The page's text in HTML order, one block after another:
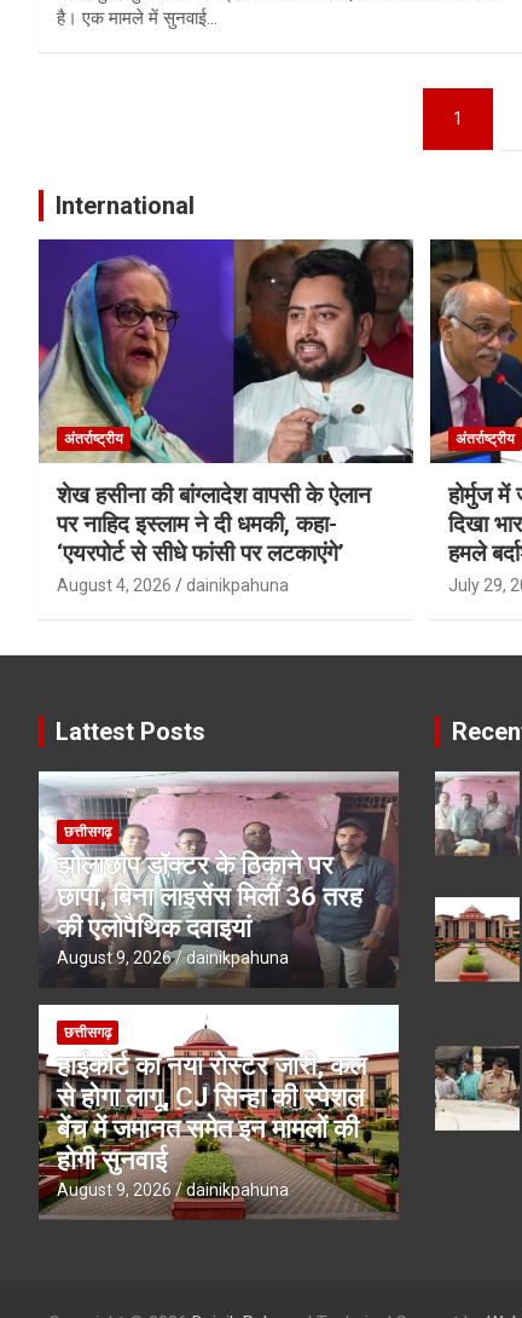
है। एक मामले में सुनवाई…
1
International
अंतर्राष्ट्रीय
शेख हसीना की बांग्लादेश वापसी के ऐलान
पर नाहिद इस्लाम ने दी धमकी, कहा-
‘एयरपोर्ट से सीधे फांसी पर लटकाएंगे’
August 4, 2026 dainikpahuna
अंतर्राष्ट्रीय
होर्मुज
दिखा
हमले
July 29,
Lattest Posts
छत्तीसगढ़
झोलाछाप डॉक्टर के ठिकाने पर
छापा, बिना लाइसेंस मिलीं 36 तरह
की एलोपैथिक दवाइयां
August 9, 2026 dainikpahuna
छत्तीसगढ़
हाईकोर्ट का नया रोस्टर जारी, कल
से होगा लागू, CJ सिन्हा की स्पेशल
बेंच में जमानत समेत इन मामलों की
होगी सुनवाई
August 9, 2026 dainikpahuna